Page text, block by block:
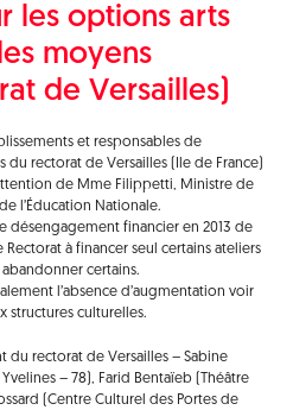
les options arts
moyens
de Versailles)
et responsables de
rectorat de Versailles (Ile de France)
de Mme Filippetti, Ministre de
l’Éducation Nationale.
désengagement financier en 2013 de
Rectorat à financer seul certains ateliers
certains.
l’absence d’augmentation voir
structures culturelles.
du rectorat de Versailles – Sabine
– 78), Farid Bentaïeb (Théâtre
(Centre Culturel des Portes de